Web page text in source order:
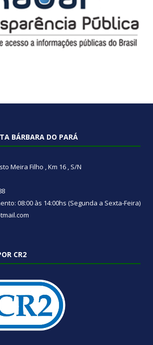
BÁRBARA DO PARÁ
Meira Filho , Km 16 , S/N
08:00 às 14:00hs (Segunda a Sexta-Feira)
CR2